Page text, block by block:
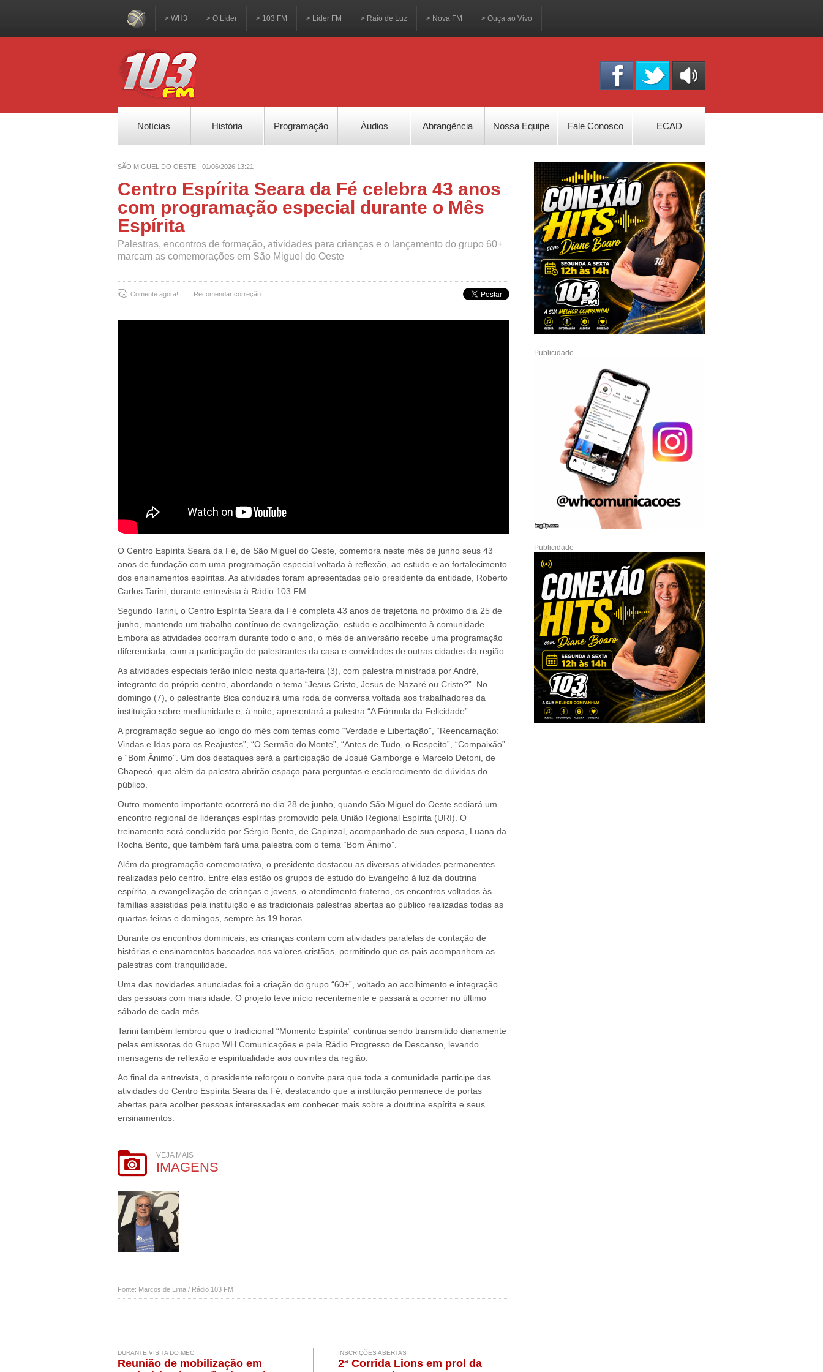
> WH3 > O Líder > 103 FM > Líder FM > Raio de Luz > Nova FM > Ouça ao Vivo
ONLINE
Notícias
História Programação Áudios Abrangência Nossa Equipe Fale Conosco ECAD
SÃO MIGUEL DO OESTE - 01/06/2026 13:21
Centro Espírita Seara da Fé celebra 43 anos
com programação especial durante o Mês
Espírita
Palestras, encontros de formação, atividades para crianças e o lançamento do grupo 60+
marcam as comemorações em São Miguel do Oeste
Comente agora! Recomendar correção
O Centro Espírita Seara da Fé, de São Miguel do Oeste, comemora neste mês de junho seus 43
anos de fundação com uma programação especial voltada à reflexão, ao estudo e ao fortalecimento
dos ensinamentos espíritas. As atividades foram apresentadas pelo presidente da entidade, Roberto
Carlos Tarini, durante entrevista à Rádio 103 FM.
Segundo Tarini, o Centro Espírita Seara da Fé completa 43 anos de trajetória no próximo dia 25 de
junho, mantendo um trabalho contínuo de evangelização, estudo e acolhimento à comunidade.
Embora as atividades ocorram durante todo o ano, o mês de aniversário recebe uma programação
diferenciada, com a participação de palestrantes da casa e convidados de outras cidades da região.
As atividades especiais terão início nesta quarta-feira (3), com palestra ministrada por André,
integrante do próprio centro, abordando o tema “Jesus Cristo, Jesus de Nazaré ou Cristo?”. No
domingo (7), o palestrante Bica conduzirá uma roda de conversa voltada aos trabalhadores da
instituição sobre mediunidade e, à noite, apresentará a palestra “A Fórmula da Felicidade”.
A programação segue ao longo do mês com temas como “Verdade e Libertação”, “Reencarnação:
Vindas e Idas para os Reajustes”, “O Sermão do Monte”, “Antes de Tudo, o Respeito”, “Compaixão”
e “Bom Ânimo”. Um dos destaques será a participação de Josué Gamborge e Marcelo Detoni, de
Chapecó, que além da palestra abrirão espaço para perguntas e esclarecimento de dúvidas do
público.
Outro momento importante ocorrerá no dia 28 de junho, quando São Miguel do Oeste sediará um
encontro regional de lideranças espíritas promovido pela União Regional Espírita (URI). O
treinamento será conduzido por Sérgio Bento, de Capinzal, acompanhado de sua esposa, Luana da
Rocha Bento, que também fará uma palestra com o tema “Bom Ânimo”.
Além da programação comemorativa, o presidente destacou as diversas atividades permanentes
realizadas pelo centro. Entre elas estão os grupos de estudo do Evangelho à luz da doutrina
espírita, a evangelização de crianças e jovens, o atendimento fraterno, os encontros voltados às
famílias assistidas pela instituição e as tradicionais palestras abertas ao público realizadas todas as
quartas-feiras e domingos, sempre às 19 horas.
Durante os encontros dominicais, as crianças contam com atividades paralelas de contação de
histórias e ensinamentos baseados nos valores cristãos, permitindo que os pais acompanhem as
palestras com tranquilidade.
Uma das novidades anunciadas foi a criação do grupo “60+”, voltado ao acolhimento e integração
das pessoas com mais idade. O projeto teve início recentemente e passará a ocorrer no último
sábado de cada mês.
Tarini também lembrou que o tradicional “Momento Espírita” continua sendo transmitido diariamente
pelas emissoras do Grupo WH Comunicações e pela Rádio Progresso de Descanso, levando
mensagens de reflexão e espiritualidade aos ouvintes da região.
Ao final da entrevista, o presidente reforçou o convite para que toda a comunidade participe das
atividades do Centro Espírita Seara da Fé, destacando que a instituição permanece de portas
abertas para acolher pessoas interessadas em conhecer mais sobre a doutrina espírita e seus
ensinamentos.
VEJA MAIS
IMAGENS
Fonte: Marcos de Lima / Rádio 103 FM
DURANTE VISITA DO MEC
Reunião de mobilização em
INSCRIÇÕES ABERTAS
2ª Corrida Lions em prol da
Publicidade
Publicidade